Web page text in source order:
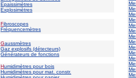
Epaissimètres
Explosimètres
Fibroscopes
Fréquencemètres
Gaussmètres
Gaz explosifs (détecteurs)
Générateurs de fonctions
Humidimètres pour bois
Humidimètres pour mat. constr.